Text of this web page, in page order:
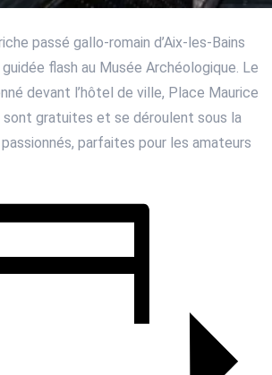
passé gallo-romain d’Aix-les-Bains
flash au Musée Archéologique. Le
devant l’hôtel de ville, Place Maurice
sont gratuites et se déroulent sous la
parfaites pour les amateurs